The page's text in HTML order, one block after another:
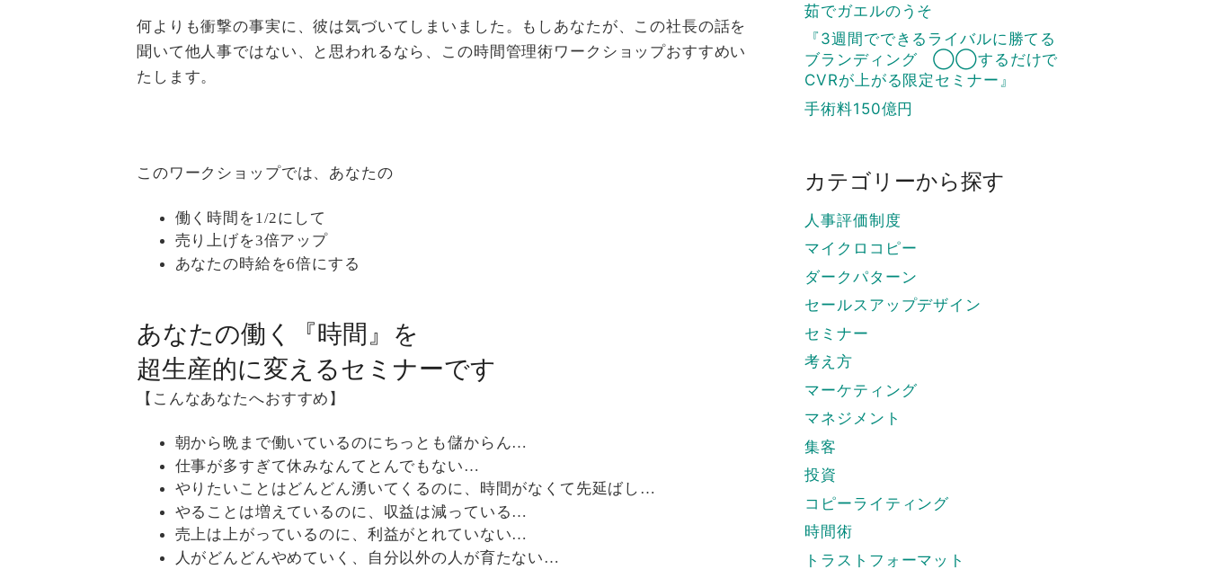
何よりも衝撃の事実に、彼は気づいてしまいました。もしあなたが、この社長の話を
聞いて他人事ではない、と思われるなら、この時間管理術ワークショップおすすめい
たします。
このワークショップでは、あなたの
働く時間を1/2にして
売り上げを3倍アップ
あなたの時給を6倍にする
あなたの働く『時間』を
超生産的に変えるセミナーです
【こんなあなたへおすすめ】
朝から晩まで働いているのにちっとも儲からん…
仕事が多すぎて休みなんてとんでもない…
やりたいことはどんどん湧いてくるのに、時間がなくて先延ばし…
やることは増えているのに、収益は減っている…
売上は上がっているのに、利益がとれていない…
人がどんどんやめていく、自分以外の人が育たない…
茹でガエルのうそ
『3週間でできるライバルに勝てる
ブランディング ◯◯するだけで
CVRが上がる限定セミナー』
手術料150億円
カテゴリーから探す
人事評価制度
マイクロコピー
ダークパターン
セールスアップデザイン
セミナー
考え方
マーケティング
マネジメント
集客
投資
コピーライティング
時間術
トラストフォーマット